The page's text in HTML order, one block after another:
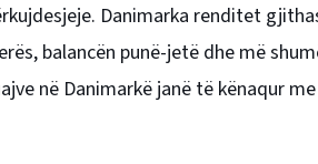
Danimarka renditet
balancën punë-jetë dhe më
në Danimarkë janë të kënaqur